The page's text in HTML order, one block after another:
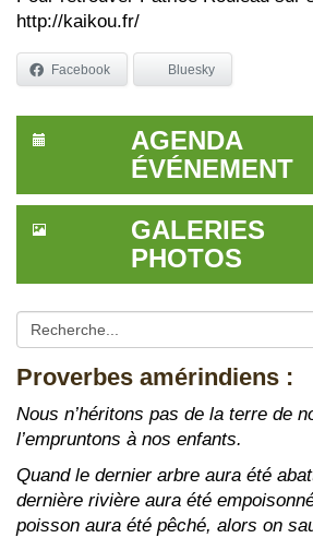
http://kaikou.fr/
Facebook Bluesky
AGENDA
ÉVÉNEMENT
GALERIES
PHOTOS
Proverbes amérindiens :
Nous n’héritons pas de la terre de
l’empruntons à nos enfants.
Quand le dernier arbre aura été
dernière rivière aura été
poisson aura été pêché, alors on